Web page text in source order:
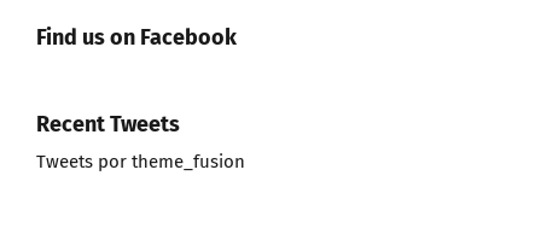
Find us on Facebook
Recent Tweets
Tweets por theme_fusion